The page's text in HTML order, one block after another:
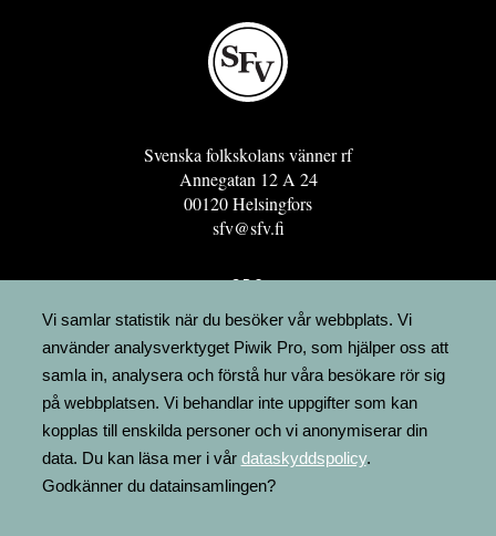
Svenska folkskolans vänner rf
Annegatan 12 A 24
00120 Helsingfors
sfv@sfv.fi
GRO
FÖRENINGSRESURSEN
MINNESRUNOR.FI
UPPSLAGSVERKET FINLAND
LÄGENHETER
FAKTURERING
Vi samlar statistik när du besöker vår webbplats. Vi
använder analysverktyget Piwik Pro, som hjälper oss att
samla in, analysera och förstå hur våra besökare rör sig
på webbplatsen. Vi behandlar inte uppgifter som kan
kopplas till enskilda personer och vi anonymiserar din
data. Du kan läsa mer i vår dataskyddspolicy.
Godkänner du datainsamlingen?